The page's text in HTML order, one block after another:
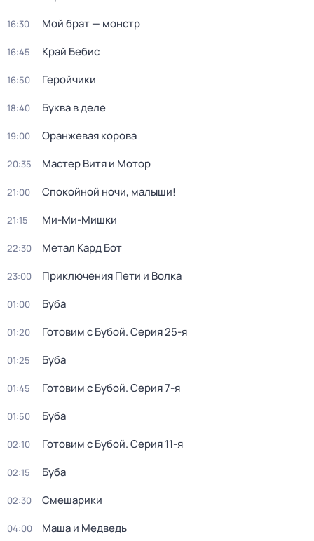
16:30 Мой брат — монстр
16:45 Край Бебис
16:50 Геройчики
18:40 Буква в деле
19:00 Оранжевая корова
20:35 Мастер Витя и Мотор
21:00 Спокойной ночи, малыши!
21:15 Ми-Ми-Мишки
22:30 Метал Кард Бот
23:00 Приключения Пети и Волка
01:00 Буба
01:20 Готовим с Бубой. Серия 25-я
01:25 Буба
01:45 Готовим с Бубой. Серия 7-я
01:50 Буба
02:10 Готовим с Бубой. Серия 11-я
02:15 Буба
02:30 Смешарики
04:00 Маша и Медведь